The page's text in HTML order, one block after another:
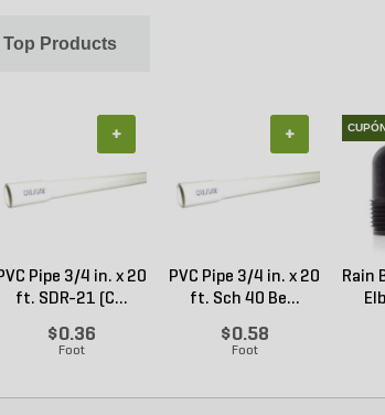
Top Products
Pipe 3/4 in. x 20
ft. SDR-21 (C...
$0.36
Foot
+
PVC Pipe 3/4 in. x 20
ft. Sch 40 Be...
$0.58
Foot
+
Rain